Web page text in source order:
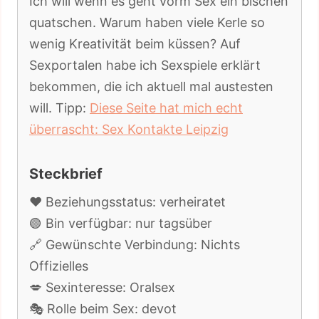
quatschen. Warum haben viele Kerle so
wenig Kreativität beim küssen? Auf
Sexportalen habe ich Sexspiele erklärt
bekommen, die ich aktuell mal austesten
will. Tipp: Diese Seite hat mich echt
überrascht: Sex Kontakte Leipzig
Steckbrief
❤️ Beziehungsstatus: verheiratet
🟢 Bin verfügbar: nur tagsüber
🔗 Gewünschte Verbindung: Nichts
Offizielles
💋 Sexinteresse: Oralsex
🎭 Rolle beim Sex: devot